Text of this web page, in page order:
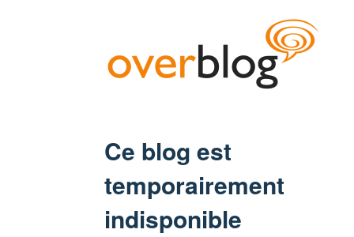
Ce blog est
temporairement
indisponible